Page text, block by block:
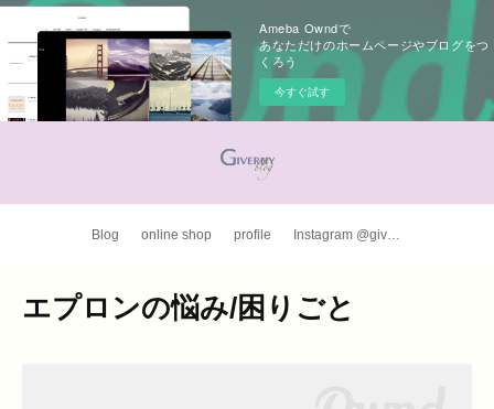
Ameba Owndで
あなただけのホームページやブログをつ
くろう
今すぐ試す
Blog online shop profile Instagram @giverny_apron
エプロンの悩み/困りごと